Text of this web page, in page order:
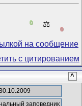
0 ⚖️
0
^
заповедник